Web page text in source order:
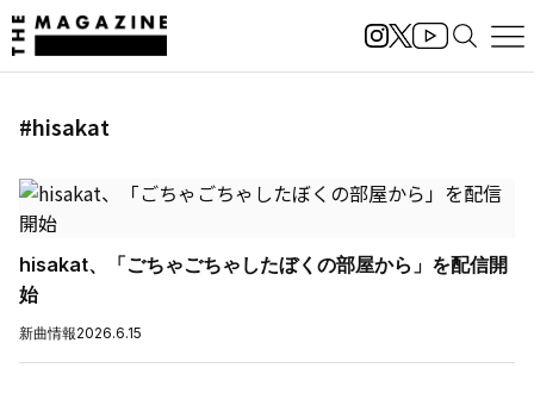
#hisakat
hisakat、「ごちゃごちゃしたぼくの部屋から」を配信開
始
新曲情報2026.6.15